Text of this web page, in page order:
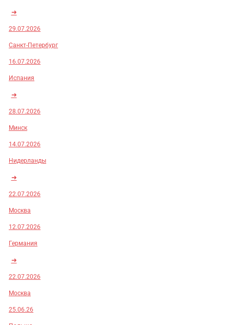
➜
29.07.2026
Санкт-Петербург
16.07.2026
Испания
➜
28.07.2026
Минск
14.07.2026
Нидерланды
➜
22.07.2026
Москва
12.07.2026
Германия
➜
22.07.2026
Москва
25.06.26